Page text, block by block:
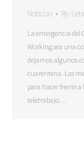
Noticias By
La emergencia del
Working sea una
dejamos algunos
cuarentena. Las
para hacer frente
teletrabajo…